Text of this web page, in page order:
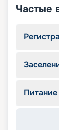
Частые
Питание